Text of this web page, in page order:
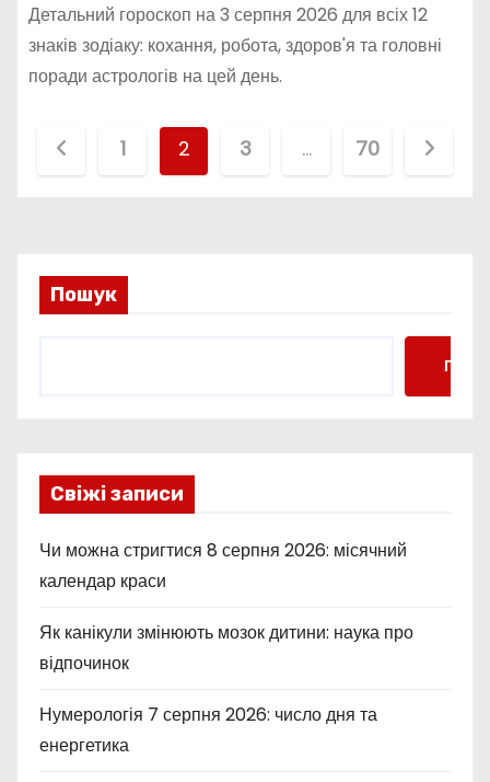
Детальний гороскоп на 3 серпня 2026 для всіх 12
знаків зодіаку: кохання, робота, здоров'я та головні
поради астрологів на цей день.
я
з
п
и
с
1 2 3 … 70
Пошук
Свіжі записи
Чи можна стригтися 8 серпня 2026: місячний
календар краси
Як канікули змінюють мозок дитини: наука про
відпочинок
Нумерологія 7 серпня 2026: число дня та
енергетика